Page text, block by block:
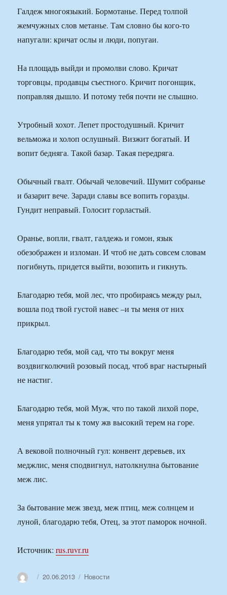
Галдеж многоязыкий. Бормотанье. Перед толпой
жемчужных слов метанье. Там словно бы кого-то
напугали: кричат ослы и люди, попугаи.
На площадь выйди и промолви слово. Кричат
торговцы, продавцы съестного. Кричит погонщик,
поправляя дышло. И потому тебя почти не слышно.
Утробный хохот. Лепет простодушный. Кричит
вельможа и холоп ослушный. Визжит богатый. И
вопит бедняга. Такой базар. Такая передряга.
Обычный гвалт. Обычай человечий. Шумит собранье
и базарит вече. Заради славы все вопить горазды.
Гундит неправый. Голосит горластый.
Оранье, вопли, гвалт, галдежь и гомон, язык
обезображен и изломан. И чтоб не дать совсем словам
погибнуть, придется выйти, возопить и гикнуть.
Благодарю тебя, мой лес, что пробираясь между рыл,
вошла под твой густой навес –и ты меня от них
прикрыл.
Благодарю тебя, мой сад, что ты вокруг меня
воздвигколючий розовый посад, чтоб враг настырный
не настиг.
Благодарю тебя, мой Муж, что по такой лихой поре,
меня упрятал ты к тому жв высокий терем на горе.
А вековой полночный гул: конвент деревьев, их
меджлис, меня сподвигнул, натолкнулна бытование
меж лис.
За бытование меж звезд, меж птиц, меж солнцем и
луной, благодарю тебя, Отец, за этот паморок ночной.
Источник:rus.ruvr.ru
АвторОпубликовано
20.06.2013 Рубрики
Новости